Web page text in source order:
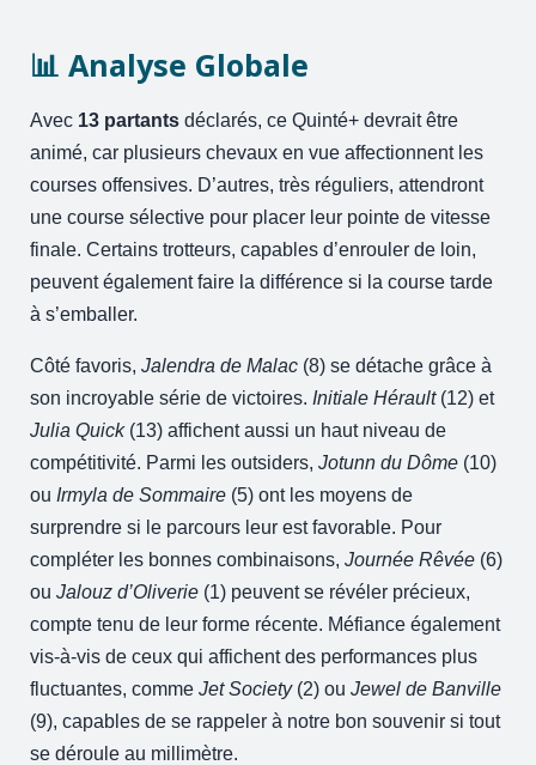
📊 Analyse Globale
Avec 13 partants déclarés, ce Quinté+ devrait être
animé, car plusieurs chevaux en vue affectionnent les
courses offensives. D’autres, très réguliers, attendront
une course sélective pour placer leur pointe de vitesse
finale. Certains trotteurs, capables d’enrouler de loin,
peuvent également faire la différence si la course tarde
à s’emballer.
Côté favoris,Jalendra de Malac (8) se détache grâce à
son incroyable série de victoires. Initiale Hérault(12) et
Julia Quick(13) affichent aussi un haut niveau de
compétitivité. Parmi les outsiders,Jotunn du Dôme (10)
ou Irmyla de Sommaire (5) ont les moyens de
surprendre si le parcours leur est favorable. Pour
compléter les bonnes combinaisons,Journée Rêvée (6)
ouJalouz d’Oliverie (1) peuvent se révéler précieux,
compte tenu de leur forme récente. Méfiance également
vis-à-vis de ceux qui affichent des performances plus
fluctuantes, commeJet Society(2) ouJewel de Banville
(9), capables de se rappeler à notre bon souvenir si tout
se déroule au millimètre.